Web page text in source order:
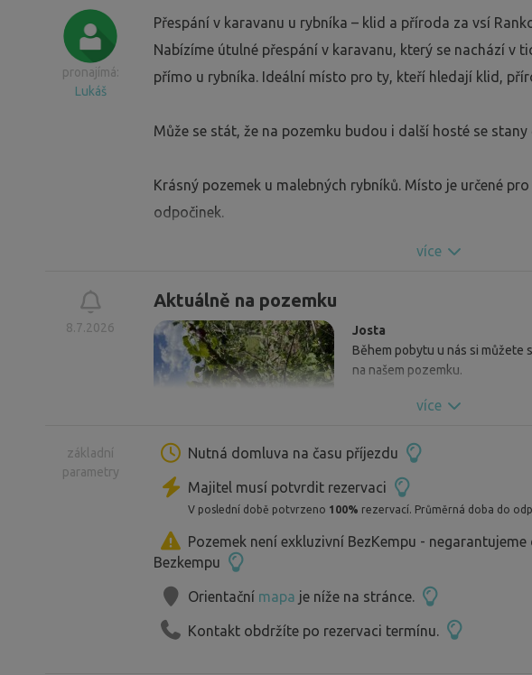
pronajímá:
Lukáš
Přespání v karavanu u rybníka – klid a příroda za vsí
Nabízíme útulné přespání v karavanu, který se nachází v
přímo u rybníka. Ideální místo pro ty, kteří hledají klid,
Může se stát, že na pozemku budou i další hosté se stany
Krásný pozemek u malebných rybníků. Místo je určené
odpočinek.
Užijte si romantiku, skočte si do vody, nasbírejte houby,
domluvě i rybu...
Po dohodě lze zapůjčit:
Přenosné ohniště+Dřevo.........................................Zdarma
Gril+Uhlí+Pivní set.....................................................200,- /den
Po dohodě lze vyzkoušet rybolov chyť a pusť .... 200,- /den
více
8.7.2026
Aktuálně na pozemku
Josta
Během pobytu u nás si můžete
na našem pozemku.
Bylinky
Čerstvé bylinky přímo u vody! Pro všechny naše návštěvníky jsme
a medvědí česnek. K dispozici pro každého, kdo si chce při
odpočinout!
Zpříjemněte si pobyt u nás – na
dozrávají ostružiny, kterou si
více
základní
parametry
Nutná domluva na času příjezdu
Majitel musí potvrdit rezervaci
V poslední době potvrzeno 100% rezervací. Průměrná doba do
Pozemek není exkluzivní BezKempu -
Bezkempu
Orientační mapa je níže na stránce.
Kontakt obdržíte po rezervaci termínu.